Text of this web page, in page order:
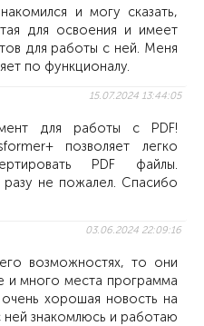
и могу сказать,
для освоения и имеет
для работы с ней. Меня
по функционалу.
15.07.2024 13:44:05
для работы с PDF!
позволяет легко
PDF файлы.
не пожалел. Спасибо
03.06.2024 22:09:16
возможностях, то они
и много места программа
хорошая новость на
знакомлюсь и работаю